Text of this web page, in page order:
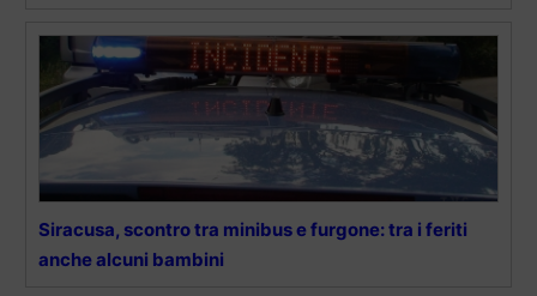
Siracusa, scontro tra minibus e furgone: tra i feriti
anche alcuni bambini